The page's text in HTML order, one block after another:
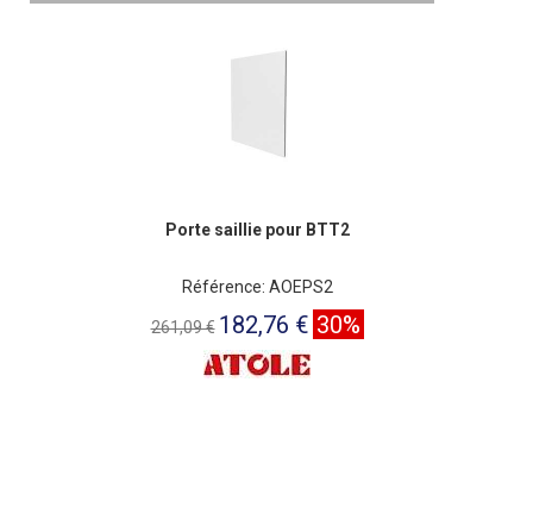
Porte saillie pour BTT2
Référence: AOEPS2
261,09 € 182,76 € 30%